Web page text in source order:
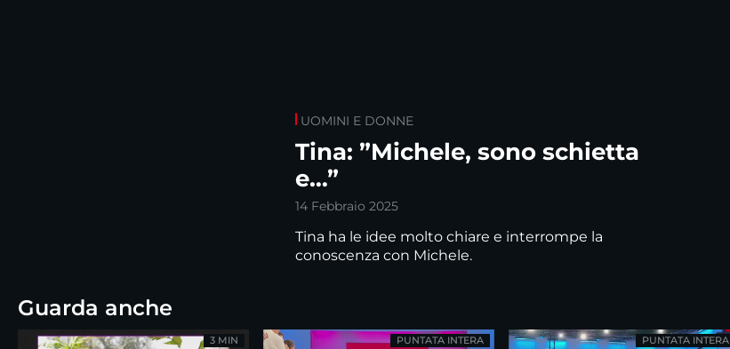
UOMINI E DONNE
Tina: ”Michele, sono schietta
e…”
14 Febbraio 2025
Tina ha le idee molto chiare e interrompe la
conoscenza con Michele.
Guarda anche
3 MIN PUNTATA INTERA PUNTATA INTERA